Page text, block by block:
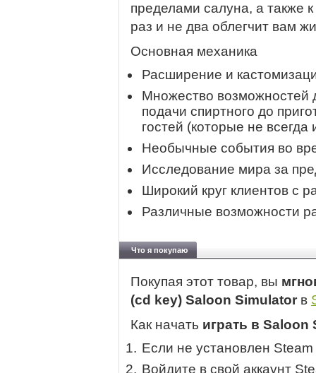
пределами салуна, а также
раз и не два облегчит вам
Основная механика
Расширение и
Множество возможностей
подачи спиртного до
гостей (которые не
Необычные события во
Исследование мира за
Широкий круг клиентов с
Различные возможности
Что я покупаю
Покупая этот товар, вы
(cd key) Saloon Simulator в
Как начать играть в Saloon
Если не установлен
Войдите в свой аккаунт